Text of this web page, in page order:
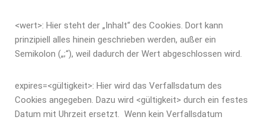
<wert>: Hier steht der „Inhalt“ des Cookies. Dort kann
prinzipiell alles hinein geschrieben werden, außer ein
Semikolon („;“), weil dadurch der Wert abgeschlossen wird.
expires=<gültigkeit>: Hier wird das Verfallsdatum des
Cookies angegeben. Dazu wird <gültigkeit> durch ein festes
Datum mit Uhrzeit ersetzt. Wenn kein Verfallsdatum